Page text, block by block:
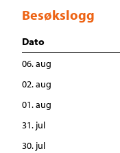
Besøkslogg
Dato
06. aug
02. aug
01. aug
31. jul
30. jul